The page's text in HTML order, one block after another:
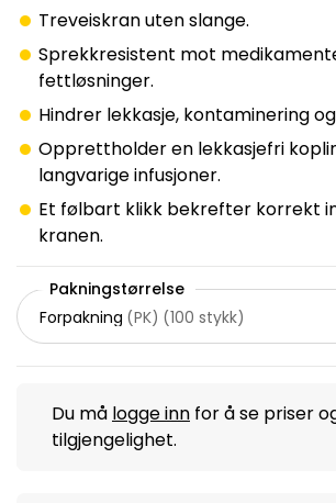
Treveiskran uten slange.
Sprekkresistent mot
fettløsninger.
Hindrer lekkasje, kontaminering
Opprettholder en lekkasjefri
langvarige infusjoner.
Et følbart klikk bekrefter korrekt
kranen.
Pakningstørrelse
Forpakning (PK) (100 stykk)
Du må logge inn for å se priser
tilgjengelighet.